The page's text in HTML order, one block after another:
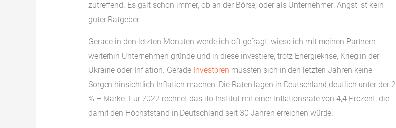
zutreffend. Es galt schon immer, ob an der Börse, oder als Unternehmer: Angst ist kein
guter Ratgeber.
Gerade in den letzten Monaten werde ich oft gefragt, wieso ich mit meinen Partnern
weiterhin Unternehmen gründe und in diese investiere, trotz Energiekrise, Krieg in der
Ukraine oder Inflation. Gerade Investoren mussten sich in den letzten Jahren keine
Sorgen hinsichtlich Inflation machen. Die Raten lagen in Deutschland deutlich unter der 2
% – Marke. Für 2022 rechnet das ifo-Institut mit einer Inflationsrate von 4,4 Prozent, die
damit den Höchststand in Deutschland seit 30 Jahren erreichen würde.